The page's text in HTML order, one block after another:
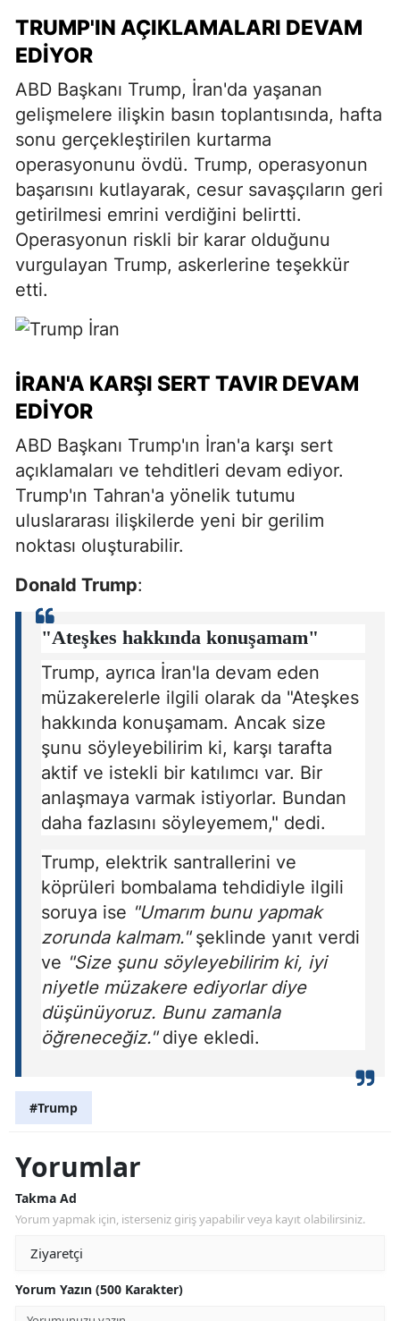
TRUMP'IN AÇIKLAMALARI DEVAM
EDIYOR
ABD Başkanı Trump, İran'da yaşanan
gelişmelere ilişkin basın toplantısında, hafta
sonu gerçekleştirilen kurtarma
operasyonunu övdü. Trump, operasyonun
başarısını kutlayarak, cesur savaşçıların geri
getirilmesi emrini verdiğini belirtti.
Operasyonun riskli bir karar olduğunu
vurgulayan Trump, askerlerine teşekkür
etti.
İRAN'A KARŞI SERT TAVIR DEVAM
EDIYOR
ABD Başkanı Trump'ın İran'a karşı sert
açıklamaları ve tehditleri devam ediyor.
Trump'ın Tahran'a yönelik tutumu
uluslararası ilişkilerde yeni bir gerilim
noktası oluşturabilir.
Donald Trump:
"Ateşkes hakkında konuşamam"
Trump, ayrıca İran'la devam eden
müzakerelerle ilgili olarak da "Ateşkes
hakkında konuşamam. Ancak size
şunu söyleyebilirim ki, karşı tarafta
aktif ve istekli bir katılımcı var. Bir
anlaşmaya varmak istiyorlar. Bundan
daha fazlasını söyleyemem," dedi.
Trump, elektrik santrallerini ve
köprüleri bombalama tehdidiyle ilgili
soruya ise "Umarım bunu yapmak
zorunda kalmam."şeklinde yanıt verdi
ve "Size şunu söyleyebilirim ki, iyi
niyetle müzakere ediyorlar diye
düşünüyoruz. Bunu zamanla
öğreneceğiz."diye ekledi.
#Trump
Yorumlar
Takma Ad
Yorum yapmak için, isterseniz giriş yapabilir veya kayıt olabilirsiniz.
Yorum Yazın (500 Karakter)